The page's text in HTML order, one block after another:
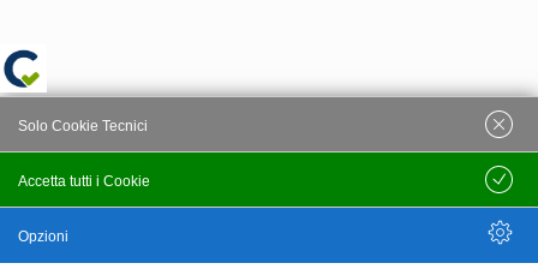
Accetta tutti i Cookie
Solo Cookie Tecnici
Salva
Opzioni